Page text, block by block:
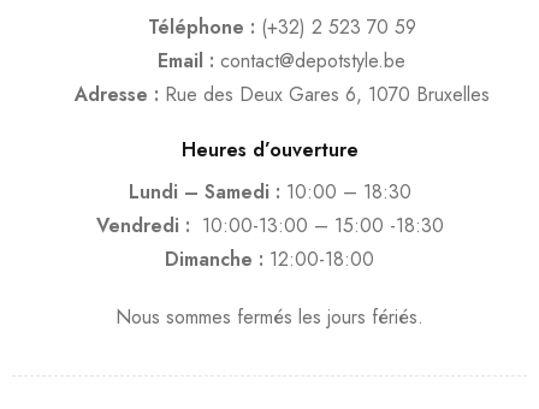
Téléphone : (+32) 2 523 70 59
Email : contact@depotstyle.be
Adresse : Rue des Deux Gares 6, 1070 Bruxelles
Heures d’ouverture
Lundi – Samedi : 10:00 – 18:30
Vendredi : 10:00-13:00 – 15:00 -18:30
Dimanche : 12:00-18:00
Nous sommes fermés les jours fériés.